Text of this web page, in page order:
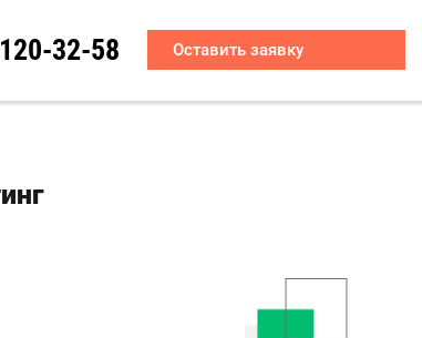
32-58 Оставить заявку